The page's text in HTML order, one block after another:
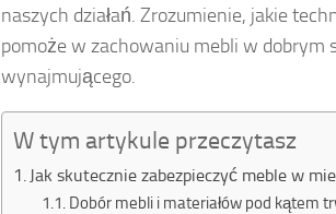
naszych działań. Zrozumienie, jakie
pomoże w zachowaniu mebli w dobrym
wynajmującego.
W tym artykule przeczytasz
Jak skutecznie zabezpieczyć meble w
Dobór mebli i materiałów pod kątem